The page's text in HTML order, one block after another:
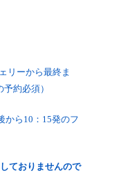
ーから最終ま
約必須）
ら10：15発のフ
ておりませんので